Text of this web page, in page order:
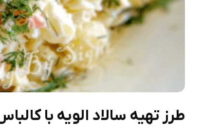
طرز تهیه سالاد الویه با